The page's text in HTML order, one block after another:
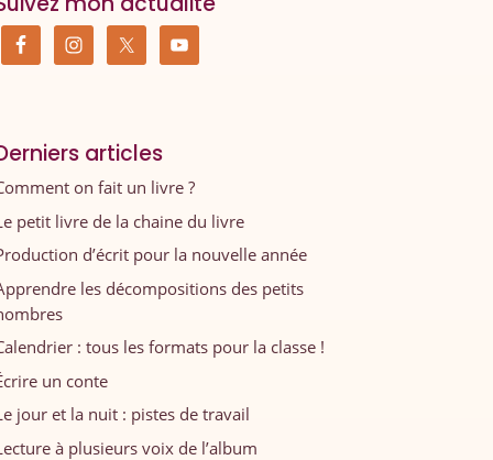
articles
on fait un livre ?
petit livre de la chaine du livre
d’écrit pour la nouvelle année
les décompositions des petits
: tous les formats pour la classe !
un conte
jour et la nuit : pistes de travail
à plusieurs voix de l’album